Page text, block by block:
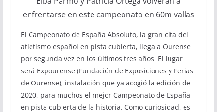
enfrentarse en este campeonato en 60m vallas
El Campeonato de España Absoluto, la gran cita del
atletismo español en pista cubierta, llega a Ourense
por segunda vez en los últimos tres años. El lugar
será Expourense (Fundación de Exposiciones y Ferias
de Ourense), instalación que ya acogió la edición de
2020, para muchos el mejor Campeonato de España
en pista cubierta de la historia. Como curiosidad, es